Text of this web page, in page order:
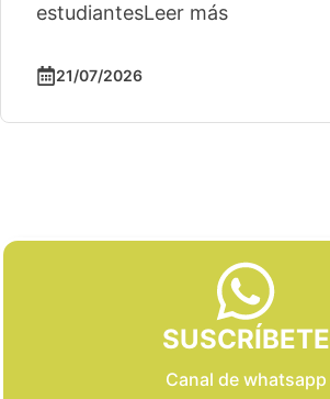
estudiantesLeer más
21/07/2026
SUSCRÍBETE
Canal de whatsapp